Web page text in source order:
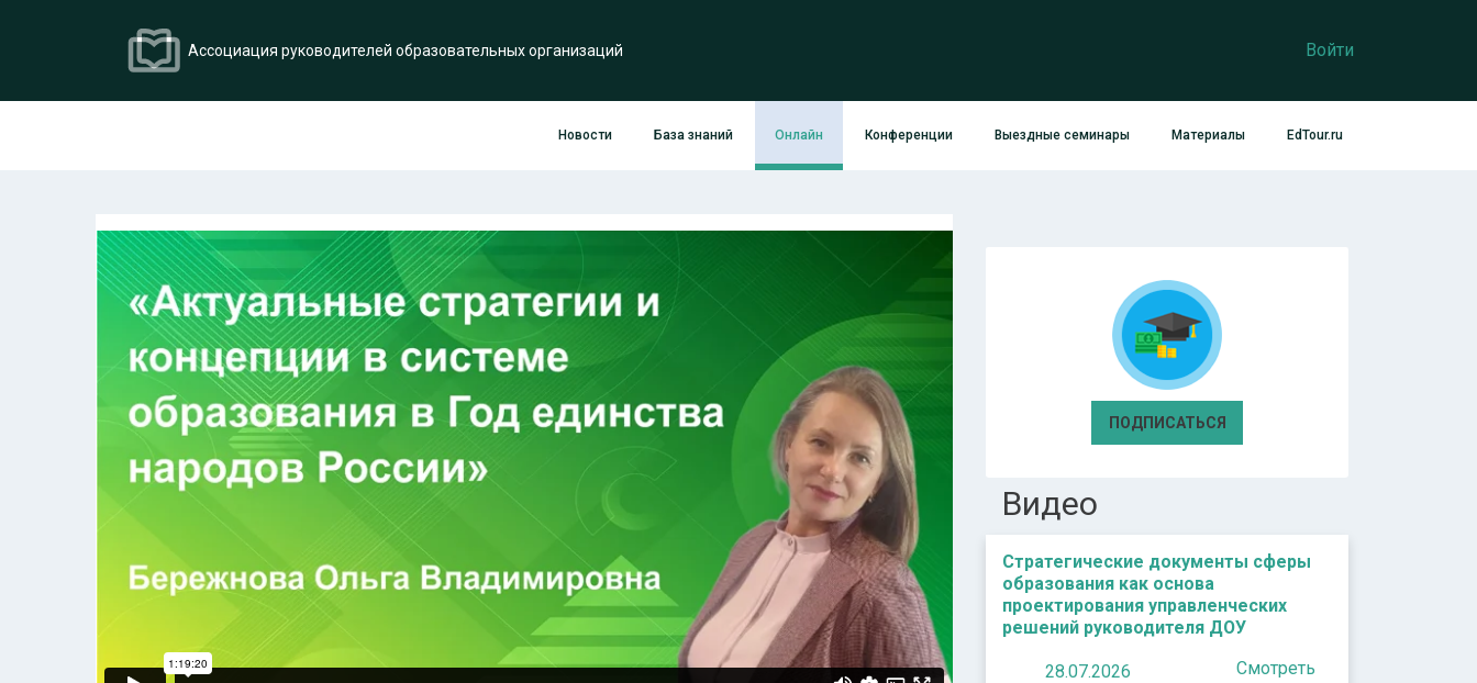
Ассоциация руководителей образовательных организаций Войти
Новости База знаний Онлайн Конференции Выездные семинары Материалы EdTour.ru
ПОДПИСАТЬСЯ
Видео
Стратегические документы сферы
образования как основа
проектирования управленческих
решений руководителя ДОУ
28.07.2026 Смотреть